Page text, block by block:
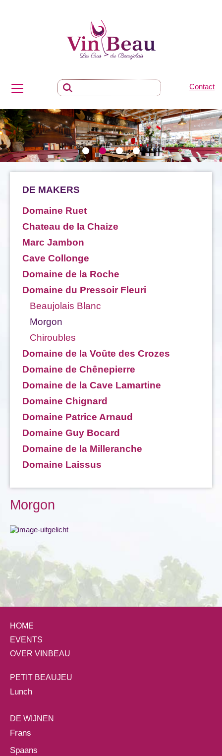
Contact
DE MAKERS
Domaine Ruet
Chateau de la Chaize
Marc Jambon
Cave Collonge
Domaine de la Roche
Domaine du Pressoir Fleuri
Beaujolais Blanc
Morgon
Chiroubles
Domaine de la Voûte des Crozes
Domaine de Chênepierre
Domaine de la Cave Lamartine
Domaine Chignard
Domaine Patrice Arnaud
Domaine Guy Bocard
Domaine de la Milleranche
Domaine Laissus
Morgon
HOME
EVENTS
OVER VINBEAU
PETIT BEAUJEU
Lunch
DE WIJNEN
Frans
Spaans